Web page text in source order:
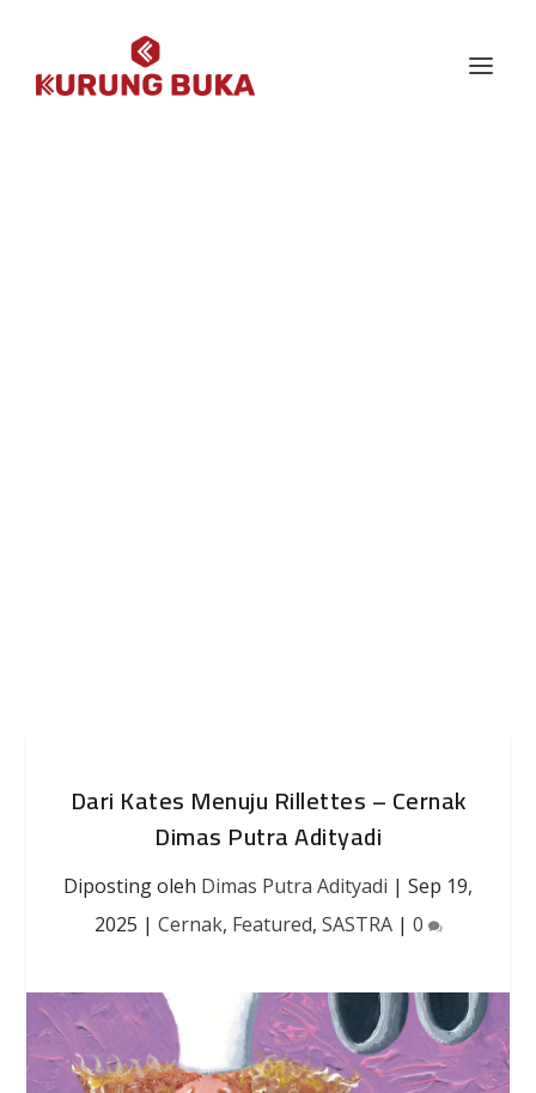
Dari Kates Menuju Rillettes – Cernak
Dimas Putra Adityadi
Diposting oleh Dimas Putra Adityadi | Sep 19,
2025 | Cernak, Featured, SASTRA| 0